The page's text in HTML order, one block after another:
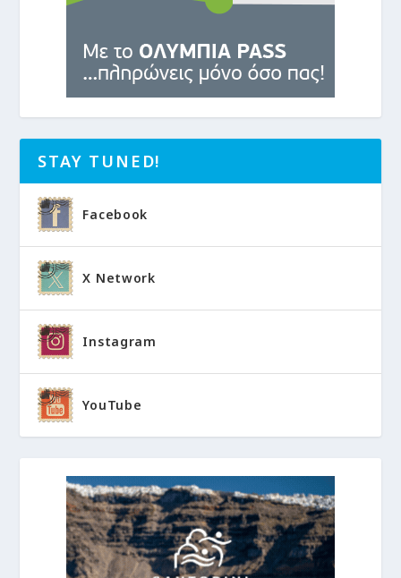
STAY TUNED!
Facebook
X Network
Instagram
YouTube